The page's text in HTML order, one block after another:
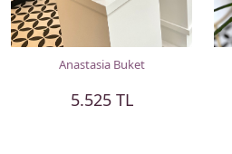
Anastasia Buket
5.525 TL